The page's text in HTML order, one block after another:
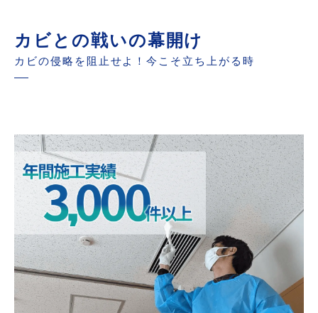
実際のカビ取り体験談
カビに打ち勝つためのFAQ
カビとの戦いの幕開け
カビの侵略を阻止せよ！今こそ立ち上がる時